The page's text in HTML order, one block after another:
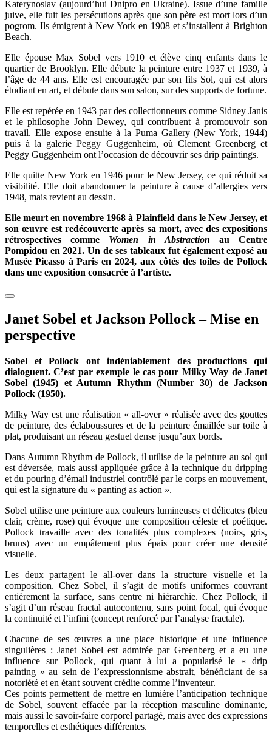
Katerynoslav (aujourd’hui Dnipro en Ukraine). Issue d’une famille
juive, elle fuit les persécutions après que son père est mort lors d’un
pogrom. Ils émigrent à New York en 1908 et s’installent à Brighton
Beach.
Elle épouse Max Sobel vers 1910 et élève cinq enfants dans le
quartier de Brooklyn. Elle débute la peinture entre 1937 et 1939, à
l’âge de 44 ans. Elle est encouragée par son fils Sol, qui est alors
étudiant en art, et débute dans son salon, sur des supports de fortune.
Elle est repérée en 1943 par des collectionneurs comme Sidney Janis
et le philosophe John Dewey, qui contribuent à promouvoir son
travail. Elle expose ensuite à la Puma Gallery (New York, 1944)
puis à la galerie Peggy Guggenheim, où Clement Greenberg et
Peggy Guggenheim ont l’occasion de découvrir ses drip paintings.
Elle quitte New York en 1946 pour le New Jersey, ce qui réduit sa
visibilité. Elle doit abandonner la peinture à cause d’allergies vers
1948, mais revient au dessin.
Elle meurt en novembre 1968 à Plainfield dans le New Jersey, et
son œuvre est redécouverte après sa mort, avec des expositions
rétrospectives comme Women in Abstraction au Centre
Pompidou en 2021. Un de ses tableaux fut également exposé au
Musée Picasso à Paris en 2024, aux côtés des toiles de Pollock
dans une exposition consacrée à l’artiste.
Janet Sobel et Jackson Pollock – Mise en
perspective
Sobel et Pollock ont indéniablement des productions qui
dialoguent. C’est par exemple le cas pour Milky Way de Janet
Sobel (1945) et Autumn Rhythm (Number 30) de Jackson
Pollock (1950).
Milky Way est une réalisation « all-over » réalisée avec des gouttes
de peinture, des éclaboussures et de la peinture émaillée sur toile à
plat, produisant un réseau gestuel dense jusqu’aux bords.
Dans Autumn Rhythm de Pollock, il utilise de la peinture au sol qui
est déversée, mais aussi appliquée grâce à la technique du dripping
et du pouring d’émail industriel contrôlé par le corps en mouvement,
qui est la signature du « panting as action ».
Sobel utilise une peinture aux couleurs lumineuses et délicates (bleu
clair, crème, rose) qui évoque une composition céleste et poétique.
Pollock travaille avec des tonalités plus complexes (noirs, gris,
bruns) avec un empâtement plus épais pour créer une densité
visuelle.
Les deux partagent le all-over dans la structure visuelle et la
composition. Chez Sobel, il s’agit de motifs uniformes couvrant
entièrement la surface, sans centre ni hiérarchie. Chez Pollock, il
s’agit d’un réseau fractal autocontenu, sans point focal, qui évoque
la continuité et l’infini (concept renforcé par l’analyse fractale).
Chacune de ses œuvres a une place historique et une influence
singulières : Janet Sobel est admirée par Greenberg et a eu une
influence sur Pollock, qui quant à lui a popularisé le « drip
painting » au sein de l’expressionnisme abstrait, bénéficiant de sa
notoriété et en étant souvent crédite comme l’inventeur.
Ces points permettent de mettre en lumière l’anticipation technique
de Sobel, souvent effacée par la réception masculine dominante,
mais aussi le savoir-faire corporel partagé, mais avec des expressions
temporelles et esthétiques différentes.